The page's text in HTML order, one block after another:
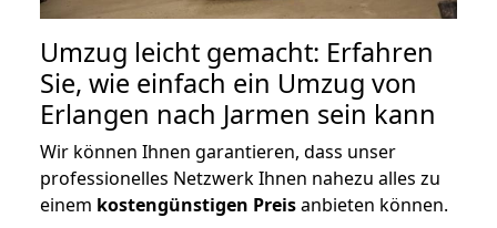
Umzug leicht gemacht: Erfahren
Sie, wie einfach ein Umzug von
Erlangen nach Jarmen sein kann
Wir können Ihnen garantieren, dass unser
professionelles Netzwerk Ihnen nahezu alles zu
einem kostengünstigen Preisanbieten können.